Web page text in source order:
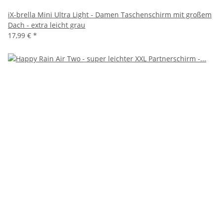
iX-brella Mini Ultra Light - Damen Taschenschirm mit großem
Dach - extra leicht grau
17,99 € *